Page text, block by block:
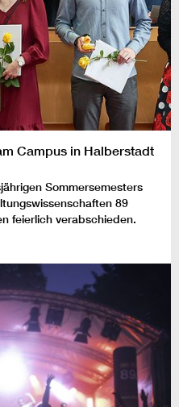
Campus in Halberstadt
Sommersemesters
89
feierlich verabschieden.